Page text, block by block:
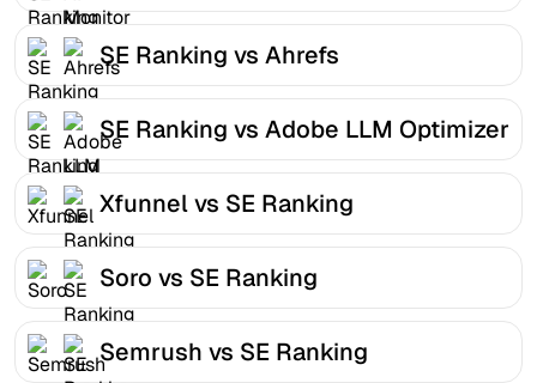
SE Ranking vs Ahrefs
SE Ranking vs Adobe LLM Optimizer
Xfunnel vs SE Ranking
Soro vs SE Ranking
Semrush vs SE Ranking